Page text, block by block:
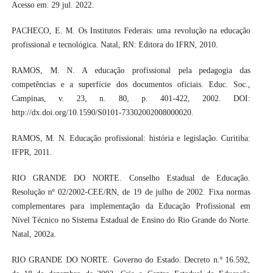
Acesso em: 29 jul. 2022.
PACHECO, E. M. Os Institutos Federais: uma revolução na educação
profissional e tecnológica. Natal, RN: Editora do IFRN, 2010.
RAMOS, M. N. A educação profissional pela pedagogia das
competências e a superfície dos documentos oficiais. Educ. Soc.,
Campinas, v. 23, n. 80, p. 401-422, 2002. DOI:
http://dx.doi.org/10.1590/S0101-73302002008000020.
RAMOS, M. N. Educação profissional: história e legislação. Curitiba:
IFPR, 2011.
RIO GRANDE DO NORTE. Conselho Estadual de Educação.
Resolução nº 02/2002-CEE/RN, de 19 de julho de 2002. Fixa normas
complementares para implementação da Educação Profissional em
Nível Técnico no Sistema Estadual de Ensino do Rio Grande do Norte.
Natal, 2002a.
RIO GRANDE DO NORTE. Governo do Estado. Decreto n.º 16.592,